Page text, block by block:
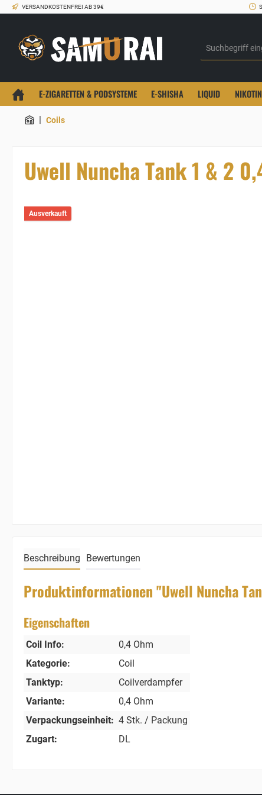
VERSANDKOSTENFREI AB 39€
E-ZIGARETTEN & PODSYSTEME E-SHISHA LIQUID
| Coils
Uwell Nuncha Tank 1 & 2
Ausverkauft
Beschreibung Bewertungen
Produktinformationen "Uwell Nuncha
Eigenschaften
Coil Info:
0,4 Ohm
Kategorie:
Coil
Tanktyp:
Coilverdampfer
Variante:
0,4 Ohm
Verpackungseinheit: 4 Stk. / Packung
Zugart:
DL